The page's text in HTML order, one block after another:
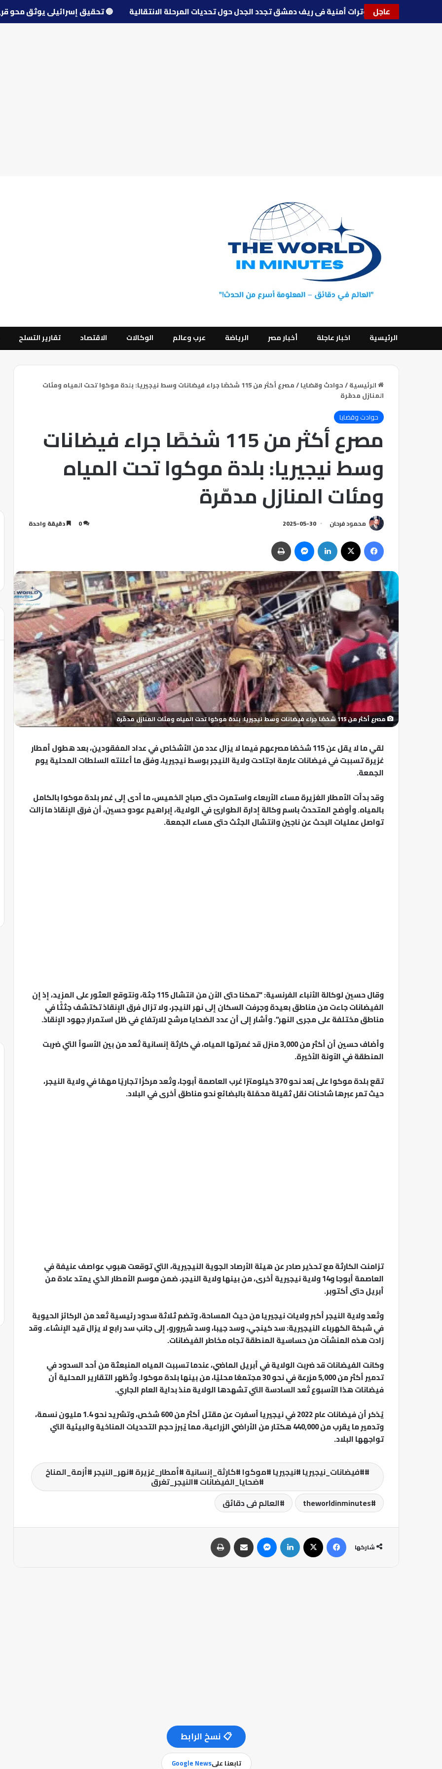
عاجل 🔵توترات أمنية في ريف دمشق تجدد الجدل حول تحديات المرحلة الانتقالية 🔵تحقيق إسرائيلي يوثق
الرئيسية اخبار عاجلة أخبار مصر الرياضة عرب وعالم الوكالات الاقتصاد تقارير التسلح
الرئيسية/حوادث وقضايا/
مصرع أكثر من 115 شخصًا جراء فيضانات وسط نيجيريا: بلدة موكوا تحت المياه ومئات
المنازل مدمّرة
حوادث وقضايا
مصرع أكثر من 115 شخصًا جراء فيضانات
وسط نيجيريا: بلدة موكوا تحت المياه
ومئات المنازل مدمّرة
محمود فرحان 2025-05-30
0 دقيقة واحدة
مصرع أكثر من 115 شخصًا جراء فيضانات وسط نيجيريا: بلدة موكوا تحت المياه ومئات المنازل مدمّرة
لقي ما لا يقل عن 115 شخصًا مصرعهم فيما لا يزال عدد من الأشخاص في عداد المفقودين، بعد هطول أمطار
غزيرة تسببت في فيضانات عارمة اجتاحت ولاية النيجر بوسط نيجيريا، وفق ما أعلنته السلطات المحلية يوم
الجمعة.
وقد بدأت الأمطار الغزيرة مساء الأربعاء واستمرت حتى صباح الخميس، ما أدى إلى غمر بلدة موكوا بالكامل
بالمياه. وأوضح المتحدث باسم وكالة إدارة الطوارئ في الولاية، إبراهيم عودو حسين، أن فرق الإنقاذ ما زالت
تواصل عمليات البحث عن ناجين وانتشال الجثث حتى مساء الجمعة.
وقال حسين لوكالة الأنباء الفرنسية: “تمكنا حتى الآن من انتشال 115 جثة، ونتوقع العثور على المزيد، إذ إن
الفيضانات جاءت من مناطق بعيدة وجرفت السكان إلى نهر النيجر، ولا تزال فرق الإنقاذ تكتشف جثثًا في
مناطق مختلفة على مجرى النهر”. وأشار إلى أن عدد الضحايا مرشح للارتفاع في ظل استمرار جهود الإنقاذ.
وأضاف حسين أن أكثر من 3,000 منزل قد غمرتها المياه، في كارثة إنسانية تُعد من بين الأسوأ التي ضربت
المنطقة في الآونة الأخيرة.
تقع بلدة موكوا على بُعد نحو 370 كيلومترًا غرب العاصمة أبوجا، وتُعد مركزًا تجاريًا مهمًا في ولاية النيجر،
حيث تمر عبرها شاحنات نقل ثقيلة محمّلة بالبضائع نحو مناطق أخرى في البلاد.
تزامنت الكارثة مع تحذير صادر عن هيئة الأرصاد الجوية النيجيرية، التي توقعت هبوب عواصف عنيفة في
العاصمة أبوجا و14 ولاية نيجيرية أخرى، من بينها ولاية النيجر، ضمن موسم الأمطار الذي يمتد عادة من
أبريل حتى أكتوبر.
وتُعد ولاية النيجر أكبر ولايات نيجيريا من حيث المساحة، وتضم ثلاثة سدود رئيسية تُعد من الركائز الحيوية
في شبكة الكهرباء النيجيرية: سد كينجي، وسد جيبا، وسد شيرورو، إلى جانب سد رابع لا يزال قيد الإنشاء. وقد
زادت هذه المنشآت من حساسية المنطقة تجاه مخاطر الفيضانات.
وكانت الفيضانات قد ضربت الولاية في أبريل الماضي، عندما تسببت المياه المنبعثة من أحد السدود في
تدمير أكثر من 5,000 مزرعة في نحو 30 مجتمعًا محليًا، من بينها بلدة موكوا. وتُظهر التقارير المحلية أن
فيضانات هذا الأسبوع تُعد السادسة التي تشهدها الولاية منذ بداية العام الجاري.
يُذكر أن فيضانات عام 2022 في نيجيريا أسفرت عن مقتل أكثر من 600 شخص، وتشريد نحو 1.4 مليون نسمة،
وتدمير ما يقرب من 440,000 هكتار من الأراضي الزراعية، مما يُبرز حجم التحديات المناخية والبيئية التي
تواجهها البلاد.
#فيضانات_نيجيريا #نيجيريا #موكوا #كارثة_إنسانية #أمطار_غزيرة #نهر_النيجر #أزمة_المناخ
#ضحايا_الفيضانات #النيجر_تغرق
theworldinminutes
العالم فى دقائق
شاركها
📋 نسخ الرابط
تابعنا علىGoogle News